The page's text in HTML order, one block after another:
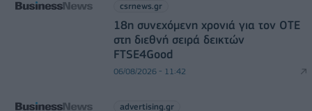
csrnews.gr
18η συνεχόμενη χρονιά για τον ΟΤΕ
στη διεθνή σειρά δεικτών
FTSE4Good
06/08/2026 - 11:42
advertising.gr